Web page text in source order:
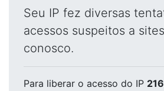
Seu IP fez diversas
acessos suspeitos a
conosco.
Para liberar o acesso do IP